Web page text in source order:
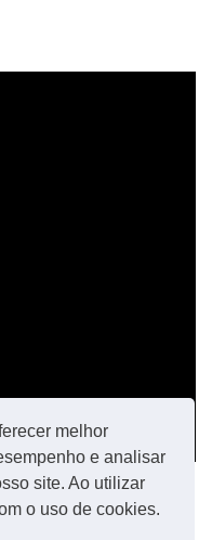
melhor
e analisar
site. Ao utilizar
o uso de cookies.